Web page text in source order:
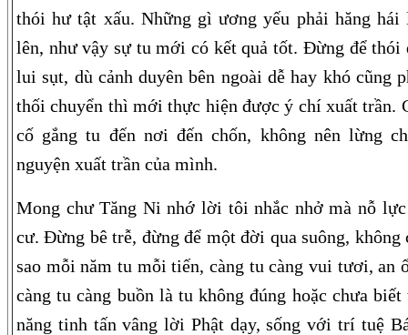
thói hư tật xấu. Những gì ương yếu phải hăng hái
lên, như vậy sự tu mới có kết quả tốt. Đừng để thói
lui sụt, dù cảnh duyên bên ngoài dễ hay khó cũng
thối chuyển thì mới thực hiện được ý chí xuất trần.
cố gắng tu đến nơi đến chốn, không nên lừng
nguyện xuất trần của mình.
Mong chư Tăng Ni nhớ lời tôi nhắc nhở mà nỗ lực
cư. Đừng bê trễ, đừng để một đời qua suông, không
sao mỗi năm tu mỗi tiến, càng tu càng vui tươi, an
càng tu càng buồn là tu không đúng hoặc chưa
năng tinh tấn vâng lời Phật dạy, sống với trí tuệ